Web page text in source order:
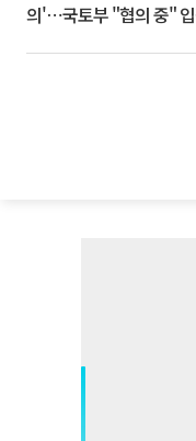
의'⋯국토부 "협의 중"